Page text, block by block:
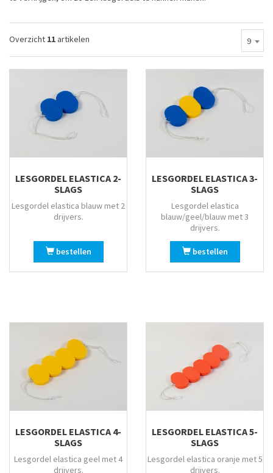
Overzicht 11 artikelen 9
LESGORDEL ELASTICA 2-
SLAGS
Lesgordel elastica blauw met 2
drijvers.
bestellen
LESGORDEL ELASTICA 3-
SLAGS
Lesgordel elastica
blauw/geel/blauw met 3
drijvers.
bestellen
LESGORDEL ELASTICA 4-
SLAGS
Lesgordel elastica geel met 4
drijvers.
LESGORDEL ELASTICA 5-
SLAGS
Lesgordel elastica oranje met 5
drijvers.